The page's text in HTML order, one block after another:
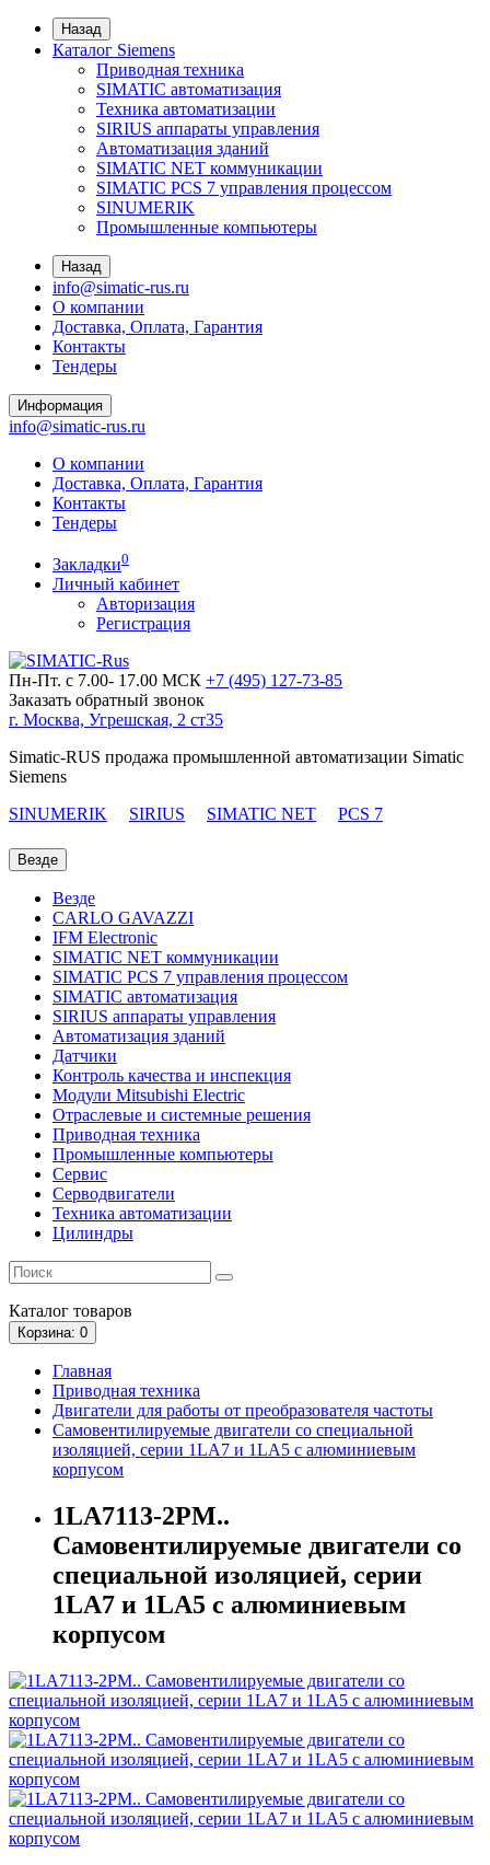
Назад
Каталог Siemens
Приводная техника
SIMATIC автоматизация
Техника автоматизации
SIRIUS аппараты управления
Автоматизация зданий
SIMATIC NET коммуникации
SIMATIC PCS 7 управления процессом
SINUMERIK
Промышленные компьютеры
Назад
info@simatic-rus.ru
О компании
Доставка, Оплата, Гарантия
Контакты
Тендеры
Информация
info@simatic-rus.ru
О компании
Доставка, Оплата, Гарантия
Контакты
Тендеры
Закладки0
Личный кабинет
Авторизация
Регистрация
Пн-Пт. с 7.00- 17.00 МСК +7 (495) 127-73-85
Заказать обратный звонок
г. Москва, Угрешская, 2 ст35
Simatic-RUS продажа промышленной автоматизации Simatic
Siemens
SINUMERIK
SIRIUS SIMATIC NET PCS 7
Везде
Везде
CARLO GAVAZZI
IFM Electronic
SIMATIC NET коммуникации
SIMATIC PCS 7 управления процессом
SIMATIC автоматизация
SIRIUS аппараты управления
Автоматизация зданий
Датчики
Контроль качества и инспекция
Модули Mitsubishi Electric
Отраслевые и системные решения
Приводная техника
Промышленные компьютеры
Сервис
Серводвигатели
Техника автоматизации
Цилиндры
Каталог товаров
Корзина: 0
Главная
Приводная техника
Двигатели для работы от преобразователя частоты
Самовентилируемые двигатели со специальной
изоляцией, серии 1LA7 и 1LA5 с алюминиевым
корпусом
1LA7113-2PM..
Самовентилируемые двигатели со
специальной изоляцией, серии
1LA7 и 1LA5 с алюминиевым
корпусом